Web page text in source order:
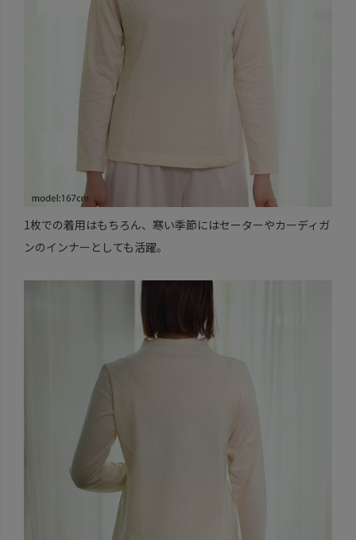
1枚での着用はもちろん、寒い季節にはセーターやカーディガ
ンのインナーとしても活躍。